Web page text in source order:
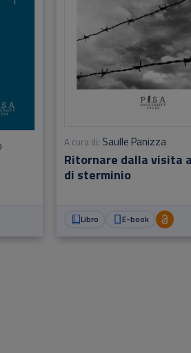
Ritornare dalla visita
di sterminio
A cura di: Saulle Panizza
Libro E-book